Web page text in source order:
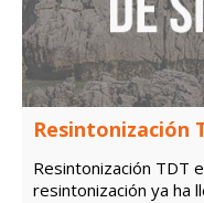
Resintonización
Resintonización TDT
resintonización ya ha